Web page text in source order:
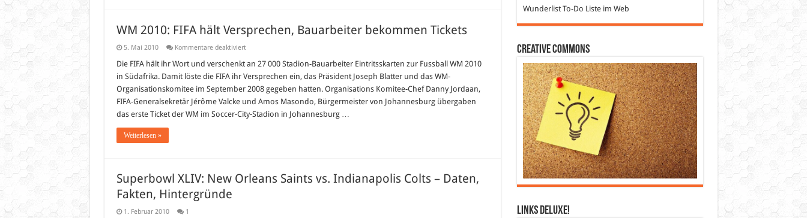
WM 2010: FIFA hält Versprechen, Bauarbeiter bekommen Tickets
5. Mai 2010 Kommentare deaktiviertfür
2010:
hält
Versprechen,
Bauarbeiter
bekommen
Tickets
Die FIFA hält ihr Wort und verschenkt an 27 000 Stadion-Bauarbeiter Eintritsskarten zur Fussball WM 2010
in Südafrika. Damit löste die FIFA ihr Versprechen ein, das Präsident Joseph Blatter und das WM-
Organisationskomitee im September 2008 gegeben hatten. Organisations Komitee-Chef Danny Jordaan,
FIFA-Generalsekretär Jérôme Valcke und Amos Masondo, Bürgermeister von Johannesburg übergaben
das erste Ticket der WM im Soccer-City-Stadion in Johannesburg …
Weiterlesen »
Superbowl XLIV: New Orleans Saints vs. Indianapolis Colts – Daten,
Fakten, Hintergründe
1. Februar 2010 1
WunderlistTo-Do Liste im Web
Creative Commons
Links DeLuXe!